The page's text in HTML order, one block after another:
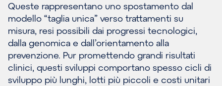
Queste rappresentano uno spostamento dal
modello “taglia unica” verso trattamenti su
misura, resi possibili dai progressi tecnologici,
dalla genomica e dall’orientamento alla
prevenzione. Pur promettendo grandi risultati
clinici, questi sviluppi comportano spesso cicli di
sviluppo più lunghi, lotti più piccoli e costi unitari